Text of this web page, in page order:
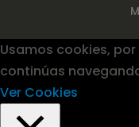
Usamos cookies,
continúas
Ver Cookies